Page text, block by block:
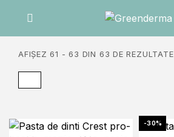
AFIȘEZ 61 - 63 DIN 63 DE REZULTATE
-30%